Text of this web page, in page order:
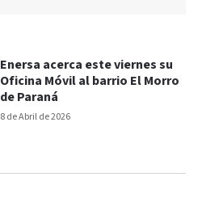
8 de Abril de 2026
Enersa acerca este viernes su
Oficina Móvil al barrio El Morro
de Paraná